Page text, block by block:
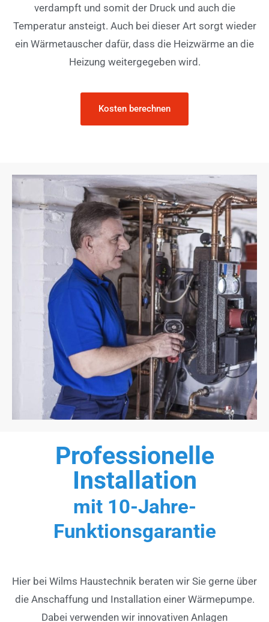
verdampft und somit der Druck und auch die
Temperatur ansteigt. Auch bei dieser Art sorgt wieder
ein Wärmetauscher dafür, dass die Heizwärme an die
Heizung weitergegeben wird.
Kosten berechnen
Professionelle
Installation
mit 10-Jahre-
Funktionsgarantie
Hier bei Wilms Haustechnik beraten wir Sie gerne über
die Anschaffung und Installation einer Wärmepumpe.
Dabei verwenden wir innovativen Anlagen